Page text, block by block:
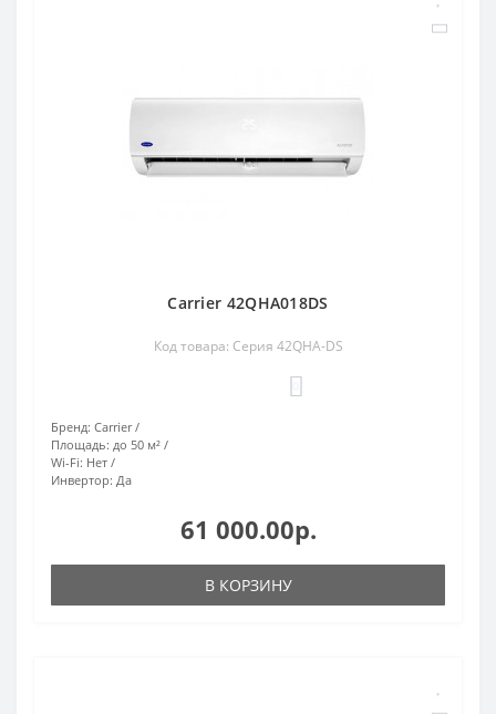
Carrier 42QHA018DS
Код товара: Серия 42QHA-DS
Бренд: Carrier
Площадь: до 50 м²
Wi-Fi: Нет
Инвертор: Да
61 000.00р.
В КОРЗИНУ